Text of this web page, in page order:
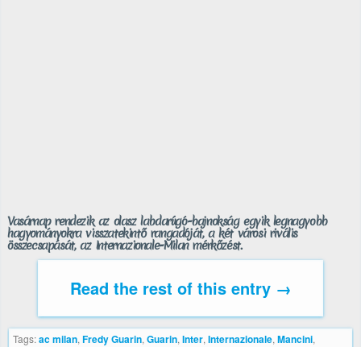
Vasárnap rendezik az olasz labdarúgó-bajnokság egyik legnagyobb
hagyományokra visszatekintő rangadóját, a két városi rivális
összecsapását, az Internazionale-Milan mérkőzést.
Read the rest of this entry →
Tags:ac milan, Fredy Guarin, Guarin, Inter, Internazionale, Mancini,